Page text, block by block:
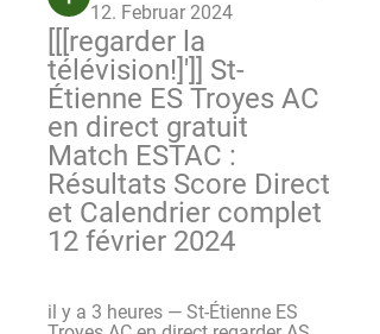
12. Februar 2024
[[[regarder la
télévision!]']] St-
Étienne ES Troyes AC
en direct gratuit
Match ESTAC :
Résultats Score Direct
et Calendrier complet
12 février 2024
il y a 3 heures — St-Étienne ES